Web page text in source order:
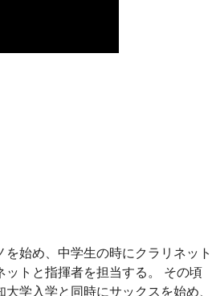
始め、中学生の時にクラリネット
トと指揮者を担当する。 その頃
学入学と同時にサックスを始め、